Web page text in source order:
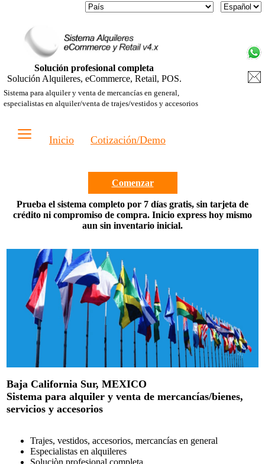
Solución profesional completa
Solución Alquileres, eCommerce, Retail, POS.
Sistema para alquiler y venta de mercancías en general,
especialistas en alquiler/venta de trajes/vestidos y accesorios
≡ Inicio Cotización/Demo
Comenzar
Prueba el sistema completo por 7 días gratis, sin tarjeta de
crédito ni compromiso de compra. Inicio express hoy mismo
aun sin inventario inicial.
Baja California Sur, MEXICO
Sistema para alquiler y venta de mercancías/bienes,
servicios y accesorios
Trajes, vestidos, accesorios, mercancías en general
Especialistas en alquileres
Soluciòn profesional completa